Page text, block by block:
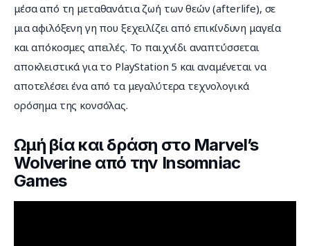
μέσα από τη μεταθανάτια ζωή των θεών (afterlife), σε
μια αφιλόξενη γη που ξεχειλίζει από επικίνδυνη μαγεία
και απόκοσμες απειλές. Το παιχνίδι αναπτύσσεται
αποκλειστικά για το PlayStation 5 και αναμένεται να
αποτελέσει ένα από τα μεγαλύτερα τεχνολογικά
ορόσημα της κονσόλας.
Ωμή βία και δράση στο Marvel’s
Wolverine από την Insomniac
Games